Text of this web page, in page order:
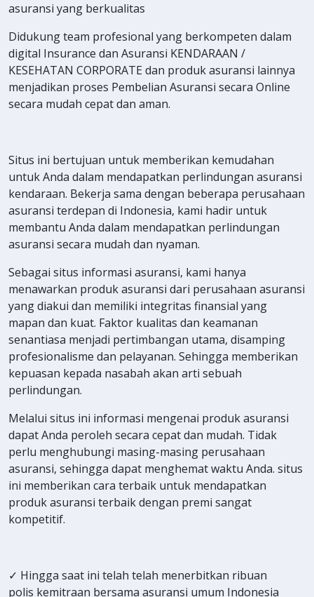
asuransi yang berkualitas
Didukung team profesional yang berkompeten dalam
digital Insurance dan Asuransi KENDARAAN /
KESEHATAN CORPORATE dan produk asuransi lainnya
menjadikan proses Pembelian Asuransi secara Online
secara mudah cepat dan aman.
Situs ini bertujuan untuk memberikan kemudahan
untuk Anda dalam mendapatkan perlindungan asuransi
kendaraan. Bekerja sama dengan beberapa perusahaan
asuransi terdepan di Indonesia, kami hadir untuk
membantu Anda dalam mendapatkan perlindungan
asuransi secara mudah dan nyaman.
Sebagai situs informasi asuransi, kami hanya
menawarkan produk asuransi dari perusahaan asuransi
yang diakui dan memiliki integritas finansial yang
mapan dan kuat. Faktor kualitas dan keamanan
senantiasa menjadi pertimbangan utama, disamping
profesionalisme dan pelayanan. Sehingga memberikan
kepuasan kepada nasabah akan arti sebuah
perlindungan.
Melalui situs ini informasi mengenai produk asuransi
dapat Anda peroleh secara cepat dan mudah. Tidak
perlu menghubungi masing-masing perusahaan
asuransi, sehingga dapat menghemat waktu Anda. situs
ini memberikan cara terbaik untuk mendapatkan
produk asuransi terbaik dengan premi sangat
kompetitif.
✓ Hingga saat ini telah telah menerbitkan ribuan
polis kemitraan bersama asuransi umum Indonesia